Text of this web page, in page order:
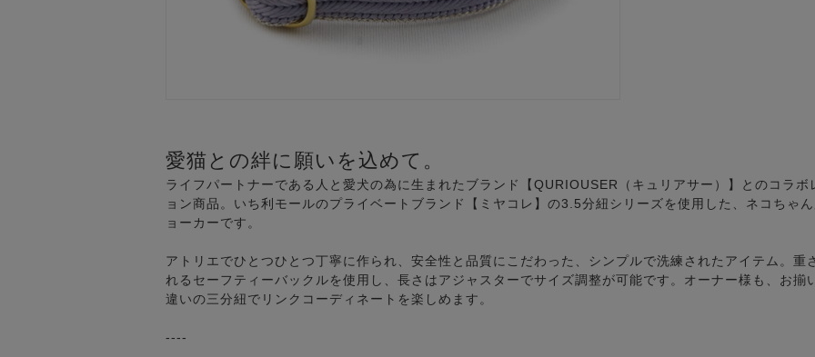
愛猫との絆に願いを込めて。
ライフパートナーである人と愛犬の為に生まれたブランド【QURIOUSER（キュリアサー）】とのコラボ
ョン商品。いち利モールのプライベートブランド【ミヤコレ】の3.5分紐シリーズを使用した、ネコちゃ
ョーカーです。
アトリエでひとつひとつ丁寧に作られ、安全性と品質にこだわった、シンプルで洗練されたアイテム。重
れるセーフティーバックルを使用し、長さはアジャスターでサイズ調整が可能です。オーナー様も、お揃
違いの三分紐でリンクコーディネートを楽しめます。
----